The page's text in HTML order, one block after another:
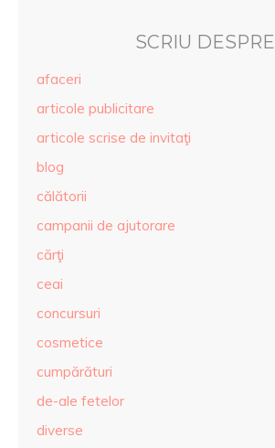
SCRIU DESPRE
afaceri
articole publicitare
articole scrise de invitaţi
blog
călătorii
campanii de ajutorare
cărţi
ceai
concursuri
cosmetice
cumpărături
de-ale fetelor
diverse